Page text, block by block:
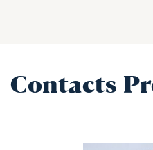
Contacts